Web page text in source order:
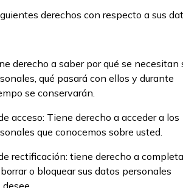
derechos con respecto a sus
derecho a saber por qué se necesitan
qué pasará con ellos y durante
se conservarán.
acceso: Tiene derecho a acceder a los
que conocemos sobre usted.
rectificación: tiene derecho a
o bloquear sus datos personales